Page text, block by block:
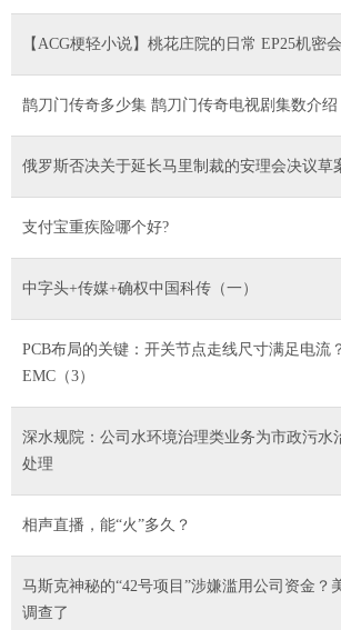
【ACG梗轻小说】桃花庄院的日常 EP25机密
鹊刀门传奇多少集 鹊刀门传奇电视剧集数介绍
俄罗斯否决关于延长马里制裁的安理会决议草
支付宝重疾险哪个好?
中字头+传媒+确权中国科传（一）
PCB布局的关键：开关节点走线尺寸满足电流
EMC（3）
深水规院：公司水环境治理类业务为市政污水
处理
相声直播，能“火”多久？
马斯克神秘的“42号项目”涉嫌滥用公司资金？
调查了